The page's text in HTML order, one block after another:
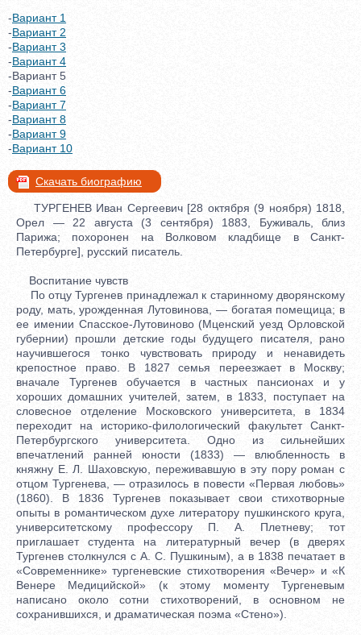
-Вариант 1
-Вариант 2
-Вариант 3
-Вариант 4
-Вариант 5
-Вариант 6
-Вариант 7
-Вариант 8
-Вариант 9
-Вариант 10
Скачать биографию
ТУРГЕНЕВ Иван Сергеевич [28 октября (9 ноября) 1818,
Орел — 22 августа (3 сентября) 1883, Буживаль, близ
Парижа; похоронен на Волковом кладбище в Санкт-
Петербурге], русский писатель.
Воспитание чувств
По отцу Тургенев принадлежал к старинному дворянскому
роду, мать, урожденная Лутовинова, — богатая помещица; в
ее имении Спасское-Лутовиново (Мценский уезд Орловской
губернии) прошли детские годы будущего писателя, рано
научившегося тонко чувствовать природу и ненавидеть
крепостное право. В 1827 семья переезжает в Москву;
вначале Тургенев обучается в частных пансионах и у
хороших домашних учителей, затем, в 1833, поступает на
словесное отделение Московского университета, в 1834
переходит на историко-филологический факультет Санкт-
Петербургского университета. Одно из сильнейших
впечатлений ранней юности (1833) — влюбленность в
княжну Е. Л. Шаховскую, переживавшую в эту пору роман с
отцом Тургенева, — отразилось в повести «Первая любовь»
(1860). В 1836 Тургенев показывает свои стихотворные
опыты в романтическом духе литератору пушкинского круга,
университетскому профессору П. А. Плетневу; тот
приглашает студента на литературный вечер (в дверях
Тургенев столкнулся с А. С. Пушкиным), а в 1838 печатает в
«Современнике» тургеневские стихотворения «Вечер» и «К
Венере Медицийской» (к этому моменту Тургеневым
написано около сотни стихотворений, в основном не
сохранившихся, и драматическая поэма «Стено»).